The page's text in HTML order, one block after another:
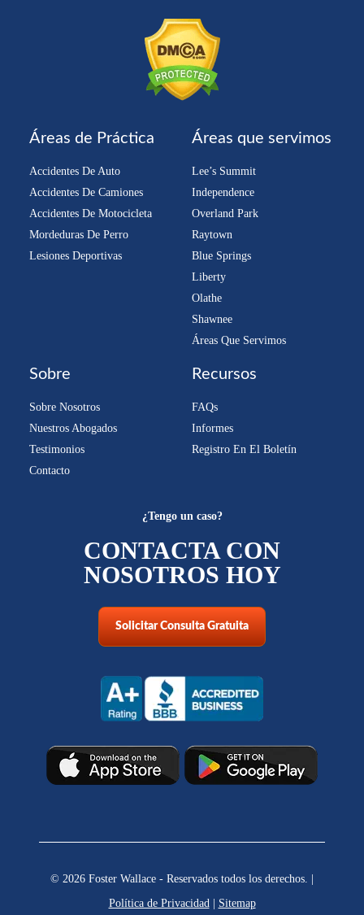
Áreas de Práctica
Accidentes De Auto
Accidentes De Camiones
Accidentes De Motocicleta
Mordeduras De Perro
Lesiones Deportivas
Áreas que servimos
Lee’s Summit
Independence
Overland Park
Raytown
Blue Springs
Liberty
Olathe
Shawnee
Áreas Que Servimos
Sobre
Sobre Nosotros
Nuestros Abogados
Testimonios
Contacto
Recursos
FAQs
Informes
Registro En El Boletín
¿Tengo un caso?
CONTACTA CON
NOSOTROS HOY
Solicitar Consulta Gratuita
© 2026 Foster Wallace - Reservados todos los derechos. |
Política de Privacidad | Sitemap